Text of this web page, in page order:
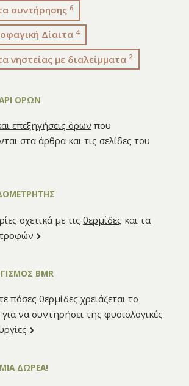
συντήρησης6
Δίαιτα 4
νηστείας με διαλείμματα 2
ΟΡΩΝ
επεξηγήσεις όρων που
στα άρθρα και τις σελίδες του
σχετικά με τιςθερμίδες και τα
BMR
πόσες θερμίδες χρειάζεται το
να συντηρήσει της φυσιολογικές
ΔΩΡΕΑ!